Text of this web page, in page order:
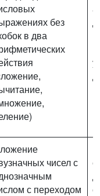
без
в два
чисел с
с переходом